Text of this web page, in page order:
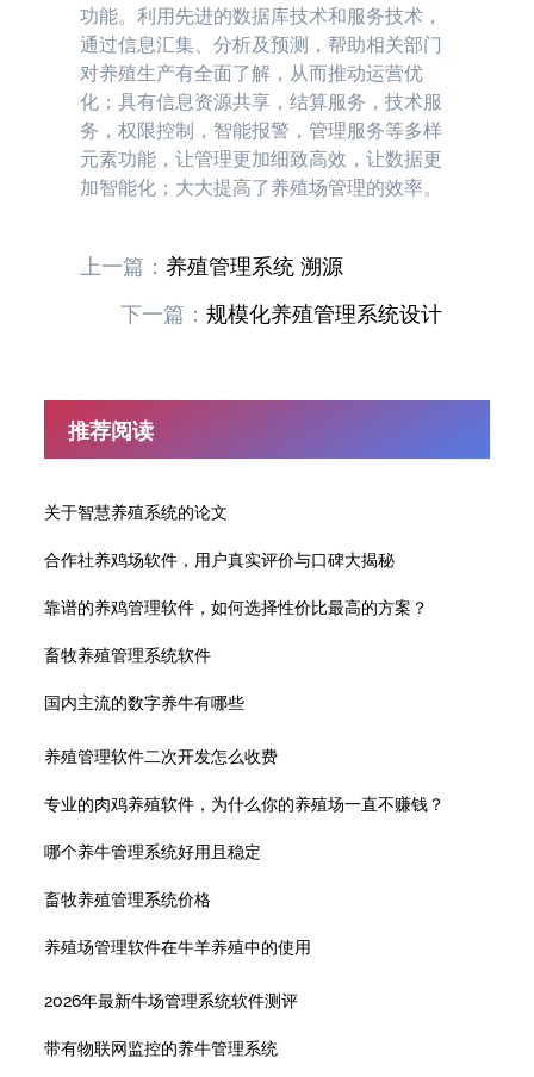
功能。利用先进的数据库技术和服务技术，
通过信息汇集、分析及预测，帮助相关部门
对养殖生产有全面了解，从而推动运营优
化；具有信息资源共享，结算服务，技术服
务，权限控制，智能报警，管理服务等多样
元素功能，让管理更加细致高效，让数据更
加智能化；大大提高了养殖场管理的效率。
上一篇： 养殖管理系统 溯源
下一篇： 规模化养殖管理系统设计
推荐阅读
关于智慧养殖系统的论文
合作社养鸡场软件，用户真实评价与口碑大揭秘
靠谱的养鸡管理软件，如何选择性价比最高的方案？
畜牧养殖管理系统软件
国内主流的数字养牛有哪些
养殖管理软件二次开发怎么收费
专业的肉鸡养殖软件，为什么你的养殖场一直不赚钱？
哪个养牛管理系统好用且稳定
畜牧养殖管理系统价格
养殖场管理软件在牛羊养殖中的使用
2026年最新牛场管理系统软件测评
带有物联网监控的养牛管理系统